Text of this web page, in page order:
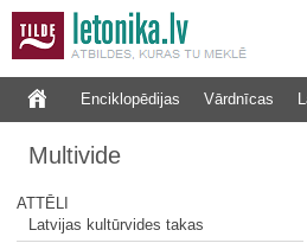
Enciklopēdijas Vārdnīcas
Multivide
ATTĒLI
Latvijas kultūrvides takas